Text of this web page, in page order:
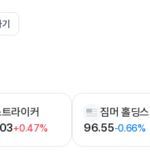
라이커
+0.47%
짐머 홀딩스
96.55-0.66%